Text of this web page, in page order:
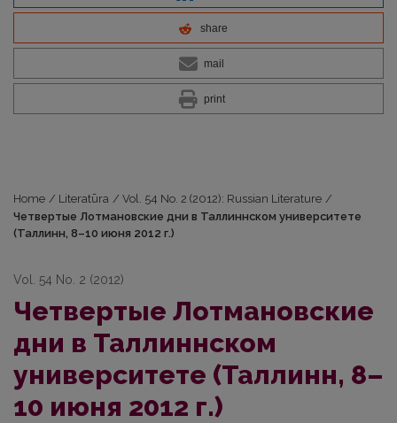
share
mail
print
Home / Literatūra / Vol. 54 No. 2 (2012): Russian Literature /
Четвертые Лотмановские дни в Таллиннском университете
(Таллинн, 8–10 июня 2012 г.)
Vol. 54 No. 2 (2012)
Четвертые Лотмановские
дни в Таллиннском
университете (Таллинн, 8–
10 июня 2012 г.)